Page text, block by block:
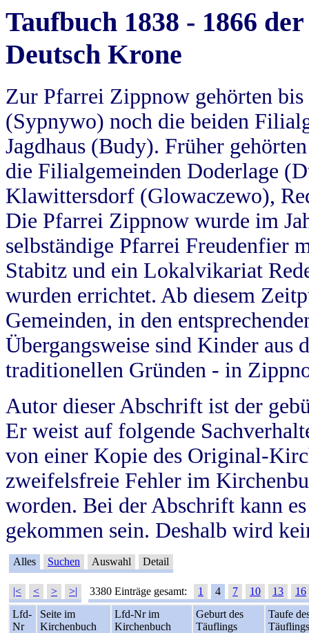
Taufbuch 1838 - 1866
Deutsch Krone
Zur Pfarrei Zippnow gehörten
(Sypnywo) noch die beiden
Jagdhaus (Budy). Früher
die Filialgemeinden Doderlage
Klawittersdorf (Glowaczewo),
Die Pfarrei Zippnow wurde im
selbständige Pfarrei Freudenfier
Stabitz und ein Lokalvikariat
wurden errichtet. Ab diesem
Gemeinden, in den
Übergangsweise sind Kinder aus
traditionellen Gründen - in
Autor dieser Abschrift ist der
Er weist auf folgende
von einer Kopie des Original-
zweifelsfreie Fehler im
worden. Bei der Abschrift kann
gekommen sein. Deshalb wird
Alles Suchen Auswahl Detail
|< < > >| 3380 Einträge gesamt: 1 4 7 10 13
16
Lfd-
Nr
Seite im
Kirchenbuch
Lfd-Nr im
Kirchenbuch
Geburt des
Täuflings
Taufe
Täuflings